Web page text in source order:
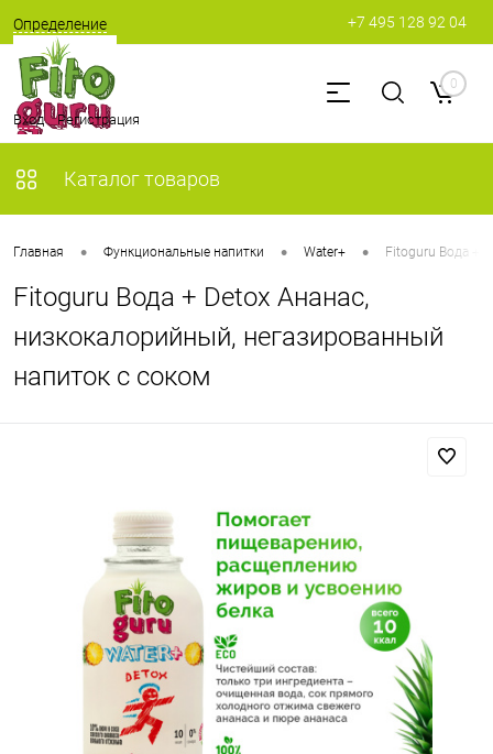
Вход Регистрация
Определение +7 495 128 92 04
0
Каталог товаров
Главная • Функциональные напитки • Water+ • Fitoguru Вода +
Fitoguru Вода + Detox Ананас,
низкокалорийный, негазированный
напиток с соком